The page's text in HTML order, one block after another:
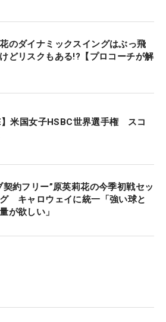
ートする父・勝さんからの
いる』というアドバイスを受け
正。フェアウェイヒットは初日
ルに改善した。
たことでパーオン率も向上。
こに打つのが一番いいかをちゃ
でミスショットをしても、悪
いってくれた」。初日11ホール
ガに苦しみ、米2次予選会や
は途中棄権を強いられた。リ
レーニングを行い、これがオフ
然大丈夫。このコースは平ら
のダイナミックスイングはぶっ飛
どリスクもある!?【プロコーチが解
】米国女子HSBC世界選手権 スコ
契約フリー”原英莉花の今季初戦セッ
キャロウェイに統一「強い球と
が欲しい」